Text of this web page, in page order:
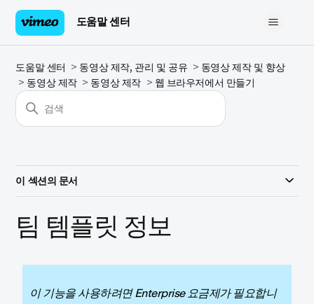
도움말 센터
도움말 센터 동영상 제작, 관리 및 공유
동영상 제작 및 향상
동영상 제작
동영상 제작 웹 브라우저에서 만들기
이 섹션의 문서
팀 템플릿 정보
이 기능을 사용하려면 Enterprise 요금제가 필요합니